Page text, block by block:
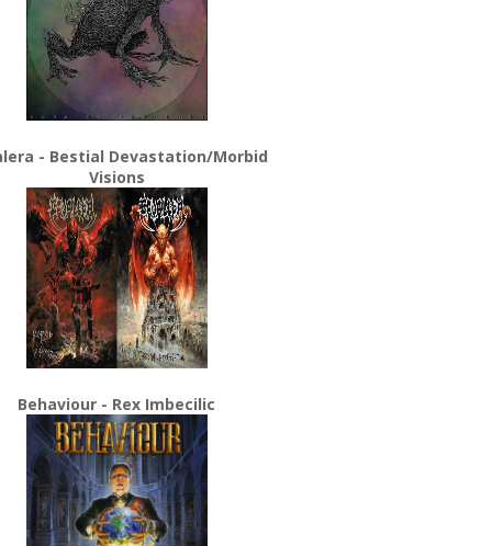
- Bestial Devastation/Morbid
Visions
Behaviour - Rex Imbecilic